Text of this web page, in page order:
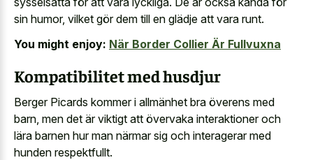
sin humor, vilket gör dem till en glädje att vara runt.
You might enjoy: När Border Collier Är Fullvuxna
Kompatibilitet med husdjur
Berger Picards kommer i allmänhet bra överens med
barn, men det är viktigt att övervaka interaktioner och
lära barnen hur man närmar sig och interagerar med
hunden respektfullt.